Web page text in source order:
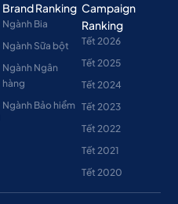
Brand Ranking
Ngành Bia
Ngành Sữa bột
Ngành Ngân
hàng
Ngành Bảo hiểm
Campaign
Ranking
Tết 2026
Tết 2025
Tết 2024
Tết 2023
Tết 2022
Tết 2021
Tết 2020